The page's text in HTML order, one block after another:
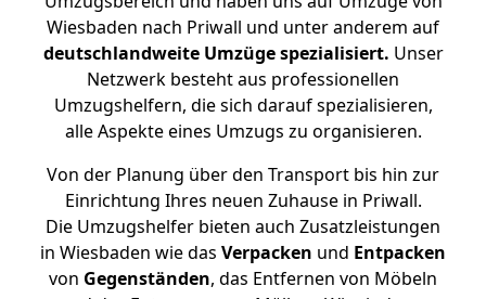
Wiesbaden nach Priwall und unter anderem auf
deutschlandweite Umzüge spezialisiert. Unser
Netzwerk besteht aus professionellen
Umzugshelfern, die sich darauf spezialisieren,
alle Aspekte eines Umzugs zu organisieren.
Von der Planung über den Transport bis hin zur
Einrichtung Ihres neuen Zuhause in Priwall.
Die Umzugshelfer bieten auch Zusatzleistungen
in Wiesbaden wie das Verpacken und Entpacken
von Gegenständen, das Entfernen von Möbeln